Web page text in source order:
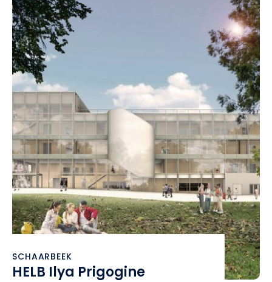
SCHAARBEEK
HELB Ilya Prigogine